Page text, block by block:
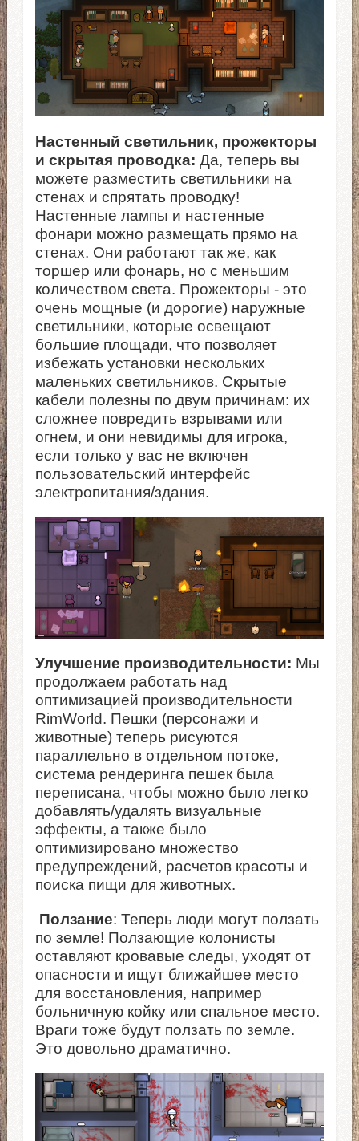
Настенный светильник, прожекторы
и скрытая проводка: Да, теперь вы
можете разместить светильники на
стенах и спрятать проводку!
Настенные лампы и настенные
фонари можно размещать прямо на
стенах. Они работают так же, как
торшер или фонарь, но с меньшим
количеством света. Прожекторы - это
очень мощные (и дорогие) наружные
светильники, которые освещают
большие площади, что позволяет
избежать установки нескольких
маленьких светильников. Скрытые
кабели полезны по двум причинам: их
сложнее повредить взрывами или
огнем, и они невидимы для игрока,
если только у вас не включен
пользовательский интерфейс
электропитания/здания.
Улучшение производительности: Мы
продолжаем работать над
оптимизацией производительности
RimWorld. Пешки (персонажи и
животные) теперь рисуются
параллельно в отдельном потоке,
система рендеринга пешек была
переписана, чтобы можно было легко
добавлять/удалять визуальные
эффекты, а также было
оптимизировано множество
предупреждений, расчетов красоты и
поиска пищи для животных.
Ползание: Теперь люди могут ползать
по земле! Ползающие колонисты
оставляют кровавые следы, уходят от
опасности и ищут ближайшее место
для восстановления, например
больничную койку или спальное место.
Враги тоже будут ползать по земле.
Это довольно драматично.